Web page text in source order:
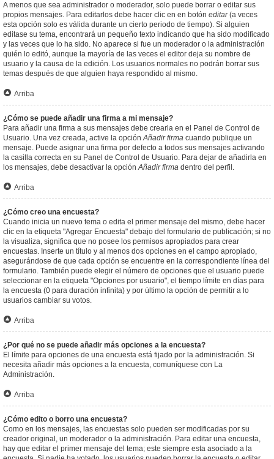
A menos que sea administrador o moderador, solo puede borrar o editar sus
propios mensajes. Para editarlos debe hacer clic en en botón editar(a veces
esta opción solo es válida durante un cierto periodo de tiempo). Si alguien
editase su tema, encontrará un pequeño texto indicando que ha sido modificado
y las veces que lo ha sido. No aparece si fue un moderador o la administración
quién lo editó, aunque la mayoría de las veces el editor deja su nombre de
usuario y la causa de la edición. Los usuarios normales no podrán borrar sus
temas después de que alguien haya respondido al mismo.
Arriba
¿Cómo se puede añadir una firma a mi mensaje?
Para añadir una firma a sus mensajes debe crearla en el Panel de Control de
Usuario. Una vez creada, active la opciónAñadir firma cuando publique un
mensaje. Puede asignar una firma por defecto a todos sus mensajes activando
la casilla correcta en su Panel de Control de Usuario. Para dejar de añadirla en
los mensajes, debe desactivar la opciónAñadir firma dentro del perfil.
Arriba
¿Cómo creo una encuesta?
Cuando inicia un nuevo tema o edita el primer mensaje del mismo, debe hacer
clic en la etiqueta "Agregar Encuesta" debajo del formulario de publicación; si no
la visualiza, significa que no posee los permisos apropiados para crear
encuestas. Inserte un título y al menos dos opciones en el campo apropiado,
asegurándose de que cada opción se encuentre en la correspondiente línea del
formulario. También puede elegir el número de opciones que el usuario puede
seleccionar en la etiqueta "Opciones por usuario", el tiempo límite en días para
la encuesta (0 para duración infinita) y por último la opción de permitir a lo
usuarios cambiar su votos.
Arriba
¿Por qué no se puede añadir más opciones a la encuesta?
El límite para opciones de una encuesta está fijado por la administración. Si
necesita añadir más opciones a la encuesta, comuníquese con La
Administración.
Arriba
¿Cómo edito o borro una encuesta?
Como en los mensajes, las encuestas solo pueden ser modificadas por su
creador original, un moderador o la administración. Para editar una encuesta,
hay que editar el primer mensaje del tema; este siempre esta asociado a la